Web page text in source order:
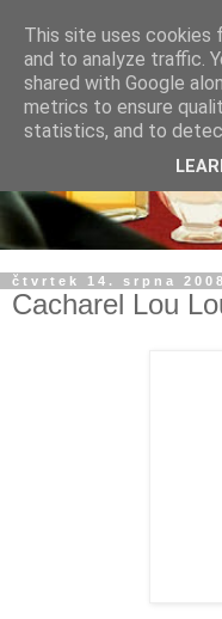
čtvrtek 14. srpna 2008
Cacharel Lou
This site uses cookies
and to analyze traffic.
shared with Google
metrics to ensure
statistics, and to